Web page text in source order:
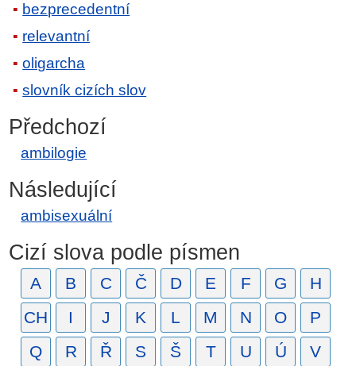
bezprecedentní
relevantní
oligarcha
slovník cizích slov
Předchozí
ambilogie
Následující
ambisexuální
Cizí slova podle písmen
A B C Č D E F G
H
CH
I J K L M N O
P
Q
R Ř S Š T U Ú V